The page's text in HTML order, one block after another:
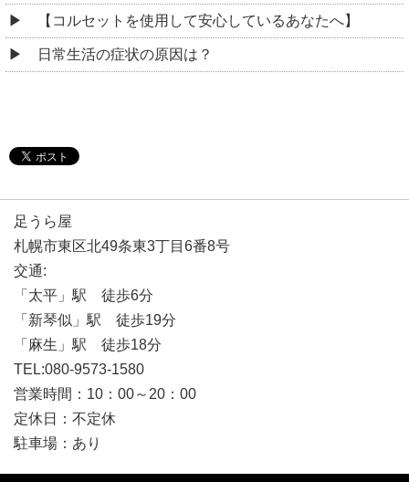
【コルセットを使用して安心しているあなたへ】
日常生活の症状の原因は？
足うら屋
札幌市東区北49条東3丁目6番8号
交通:
「太平」駅 徒歩6分
「新琴似」駅 徒歩19分
「麻生」駅 徒歩18分
TEL:080-9573-1580
営業時間：10：00～20：00
定休日：不定休
駐車場：あり